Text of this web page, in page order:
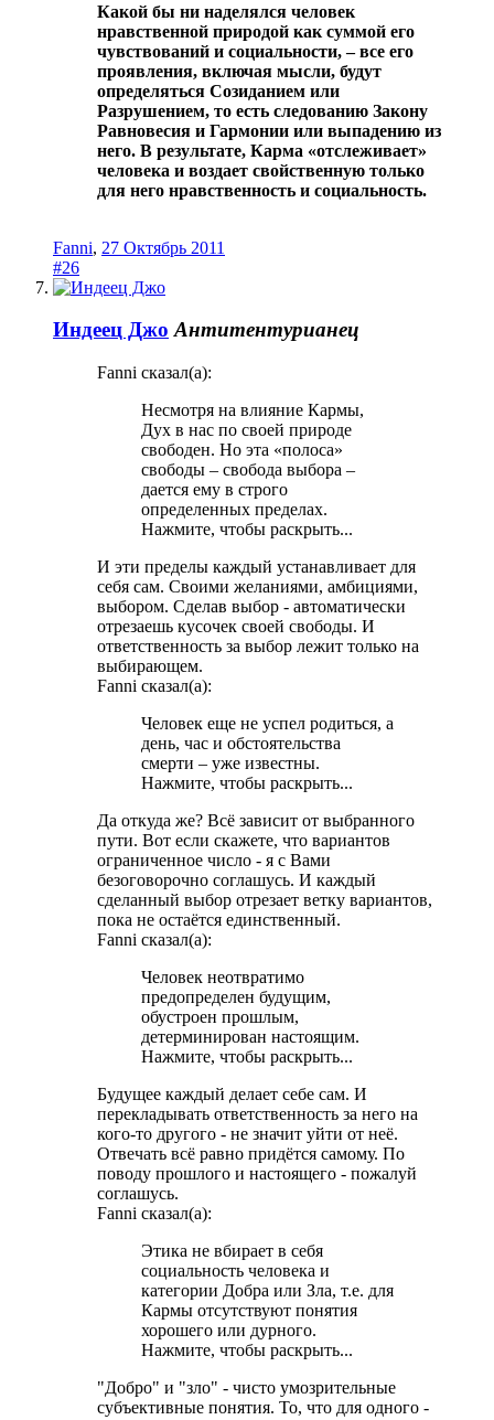
Какой бы ни наделялся человек
нравственной природой как суммой его
чувствований и социальности, – все его
проявления, включая мысли, будут
определяться Созиданием или
Разрушением, то есть следованию Закону
Равновесия и Гармонии или выпадению из
него. В результате, Карма «отслеживает»
человека и воздает свойственную только
для него нравственность и социальность.
Fanni, 27 Октябрь 2011
#26
Индеец Джо Антитентурианец
Fanni сказал(а):
Несмотря на влияние Кармы,
Дух в нас по своей природе
свободен. Но эта «полоса»
свободы – свобода выбора –
дается ему в строго
определенных пределах.
Нажмите, чтобы раскрыть...
И эти пределы каждый устанавливает для
себя сам. Своими желаниями, амбициями,
выбором. Сделав выбор - автоматически
отрезаешь кусочек своей свободы. И
ответственность за выбор лежит только на
выбирающем.
Fanni сказал(а):
Человек еще не успел родиться, а
день, час и обстоятельства
смерти – уже известны.
Нажмите, чтобы раскрыть...
Да откуда же? Всё зависит от выбранного
пути. Вот если скажете, что вариантов
ограниченное число - я с Вами
безоговорочно соглашусь. И каждый
сделанный выбор отрезает ветку вариантов,
пока не остаётся единственный.
Fanni сказал(а):
Человек неотвратимо
предопределен будущим,
обустроен прошлым,
детерминирован настоящим.
Нажмите, чтобы раскрыть...
Будущее каждый делает себе сам. И
перекладывать ответственность за него на
кого-то другого - не значит уйти от неё.
Отвечать всё равно придётся самому. По
поводу прошлого и настоящего - пожалуй
соглашусь.
Fanni сказал(а):
Этика не вбирает в себя
социальность человека и
категории Добра или Зла, т.е. для
Кармы отсутствуют понятия
хорошего или дурного.
Нажмите, чтобы раскрыть...
"Добро" и "зло" - чисто умозрительные
субъективные понятия. То, что для одного -